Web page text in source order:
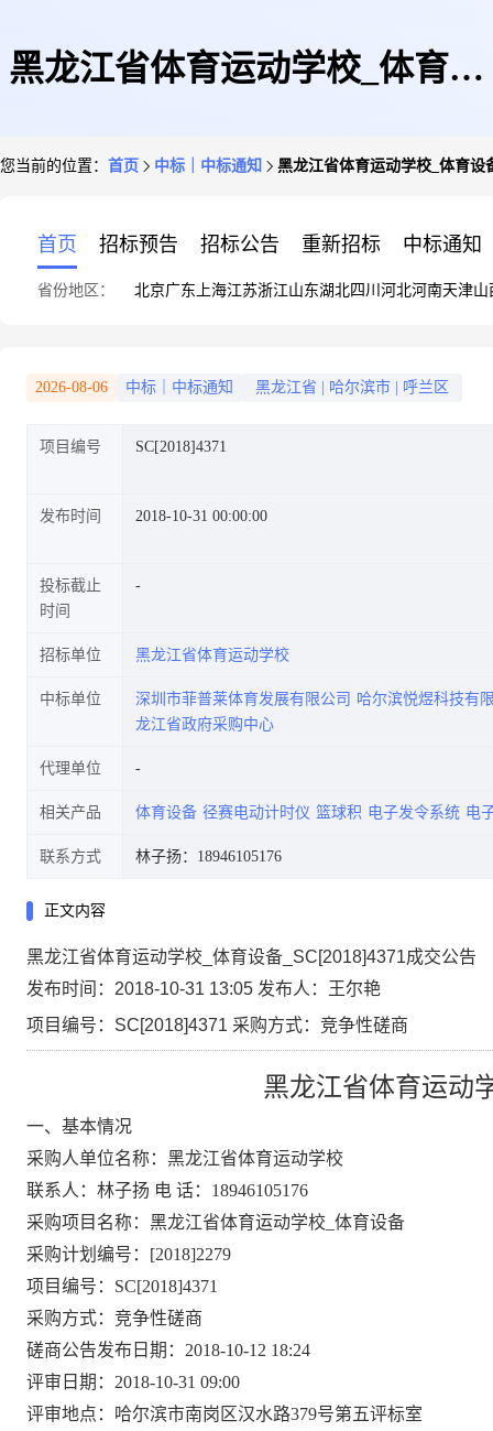
黑龙江省体育运动学校_体育设
您当前的位置： 首页 中标｜中标通知 黑龙江省体育运动学校_体育设
首页 招标预告 招标公告 重新招标 中标通知
省份地区： 北京广东 上海江苏浙江山东湖北四川 河北河南天津山
2026-08-06 中标｜中标通知 黑龙江省 哈尔滨市 呼兰区
项目编号 SC[2018]4371
发布时间 2018-10-31 00:00:00
投标截止
时间
招标单位 黑龙江省体育运动学校
中标单位 深圳市菲普莱体育发展有限公司
哈尔滨悦煜科技有
龙江省政府采购中心
代理单位
相关产品 体育设备 径赛电动计时仪 篮球积 电子发令系统 电
联系方式 林子扬：18946105176
正文内容
黑龙江省体育运动学校_体育设备_SC[2018]4371成交公告
发布时间：2018-10-31 13:05 发布人：王尔艳
项目编号：SC[2018]4371 采购方式：竞争性磋商
黑龙江省体育运动
一、基本情况
采购人单位名称：黑龙江省体育运动学校
联系人：林子扬 电 话：18946105176
采购项目名称：黑龙江省体育运动学校_体育设备
采购计划编号：[2018]2279
项目编号：SC[2018]4371
采购方式：竞争性磋商
磋商公告发布日期：2018-10-12 18:24
评审日期：2018-10-31 09:00
评审地点：哈尔滨市南岗区汉水路379号第五评标室